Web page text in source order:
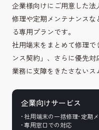
企業様向けにご用意した
修理や定期メンテナンス
る専用プランです。
社用端末をまとめて修理
ンス契約」、さらに優先対
業務に支障をきたさないス
企業向けサービス
社用端末の一括修理 定期
専用窓口での対応